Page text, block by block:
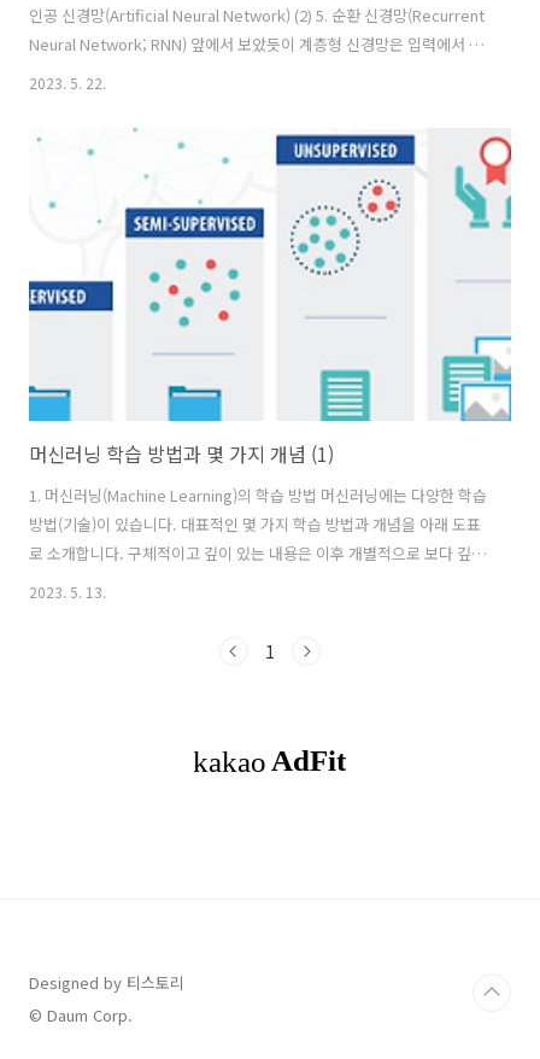
인공 신경망(Artificial Neural Network) (2) 5. 순환 신경망(Recurrent
Neural Network; RNN) 앞에서 보았듯이 계층형 신경망은 입력에서 출
력으로 한 방향으로만 계산하는 신경망입니다. 이에 반해 순환 신경망
백되는 구조를 가진 신경망입니다. (아래 그림은 순환 신경망 구조의 예
입니다) 지금까지 공부해 온 단순한 계층형의 신경망과는 달리 데이터의
전달 경로가 출력에서 입력 방향으로 향하는 구조의 신경망을 일반적으
로 순환 신경망(Recurrent Neural NetworK..
2023. 5. 22.
머신러닝 학습 방법과 몇 가지 개념 (1)
1. 머신러닝(Machine Learning)의 학습 방법 머신러닝에는 다양한 학습
방법(기술)이 있습니다. 대표적인 몇 가지 학습 방법과 개념을 아래 도표
로 소개합니다. 구체적이고 깊이 있는 내용은 이후 개별적으로 보다 깊이
있게 공부해 보겠습니다. 머신러닝(Machine Learning)의 대표적인 학
공간에 배치된 데이터세트를 분류하기 위한 지식으로 이용한다. 주어진
터 구조. 복수의 특징을 통해 성질이나 분류를 결정할 수 ..
2023. 5. 13.
1
Designed by 티스토리
© Daum Corp.